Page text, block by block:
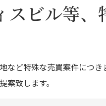
スビル等
など特殊な売買案件につ
案致します。